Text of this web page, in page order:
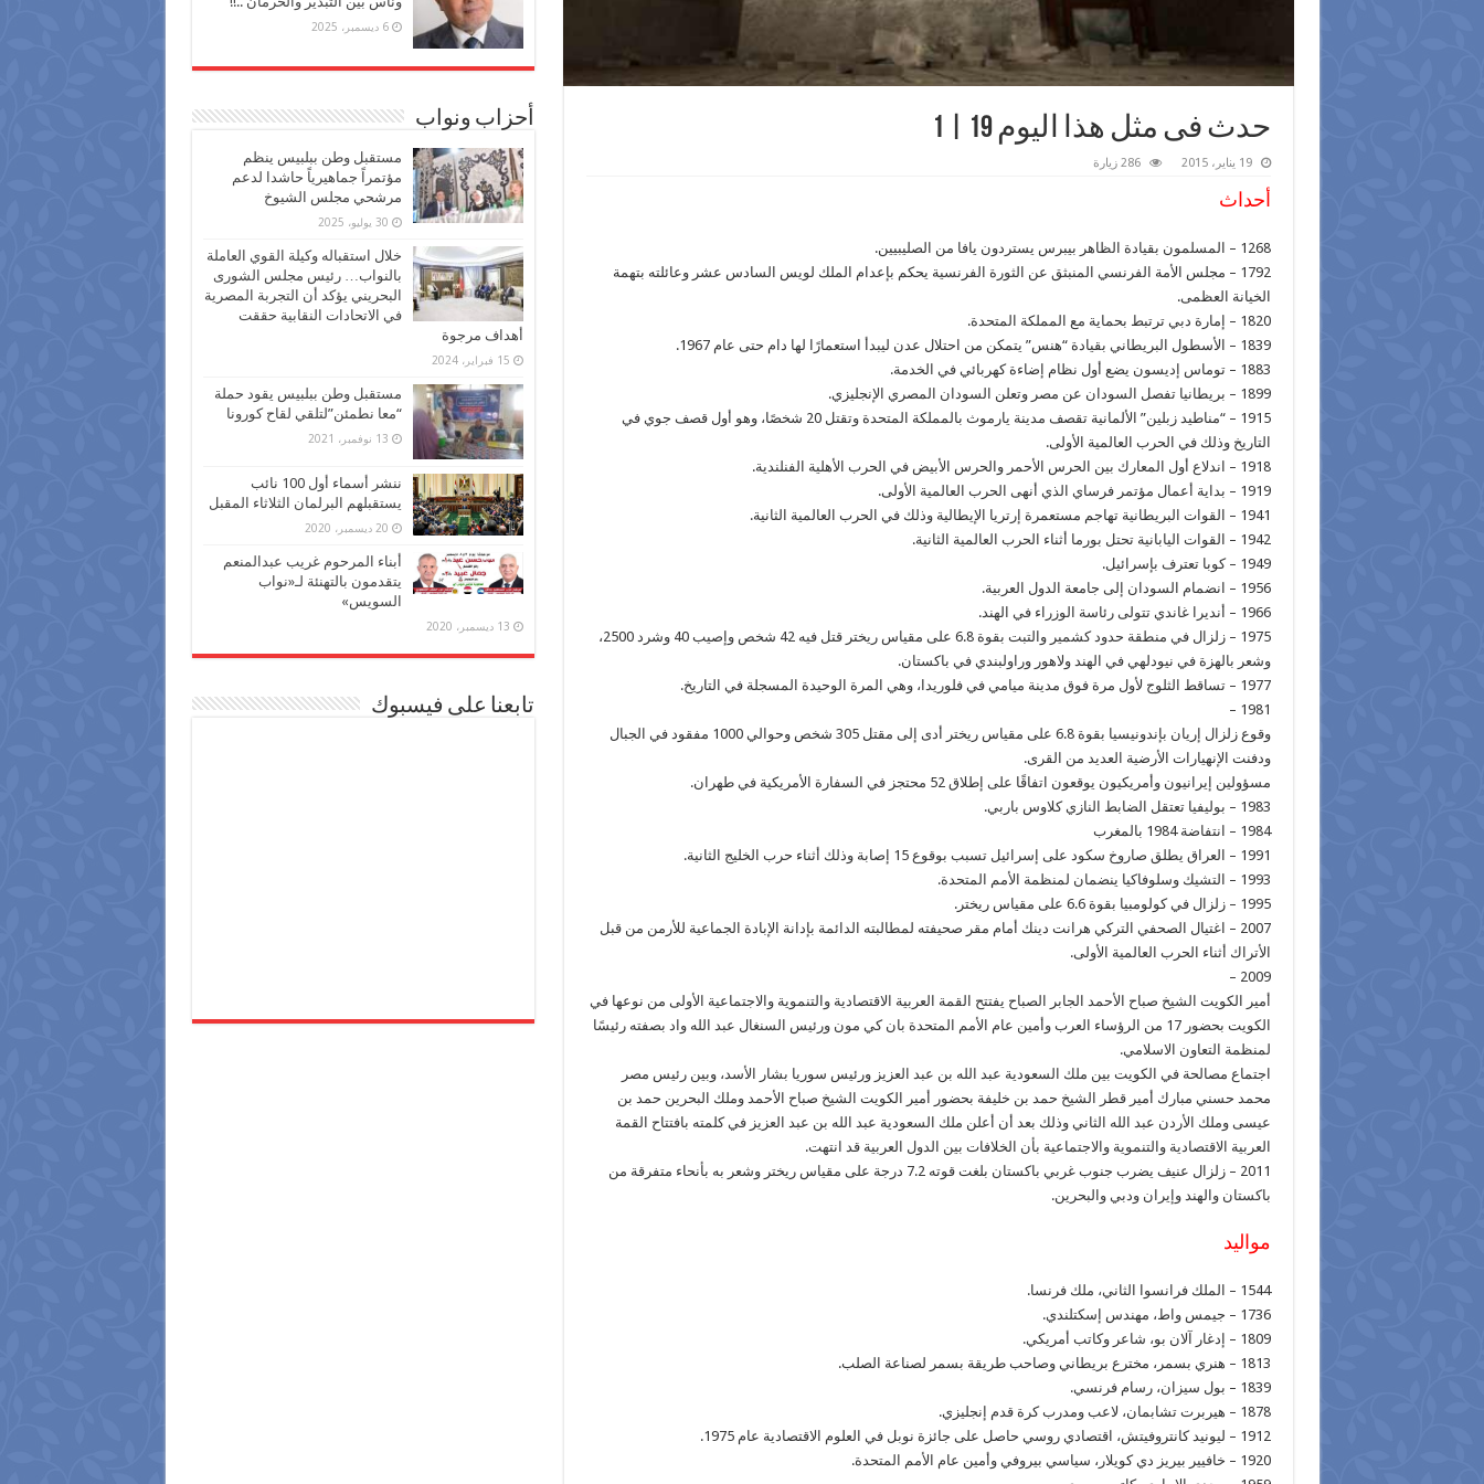
حدث فى مثل هذا اليوم 19 | 1
19 يناير، 2015 286 زيارة
أحداث
1268 – المسلمون بقيادة الظاهر بيبرس يستردون يافا من الصليبيين.
1792 – مجلس الأمة الفرنسي المنبثق عن الثورة الفرنسية يحكم بإعدام الملك لويس السادس عشر وعائلته بتهمة
الخيانة العظمى.
1820 – إمارة دبي ترتبط بحماية مع المملكة المتحدة.
1839 – الأسطول البريطاني بقيادة “هنس” يتمكن من احتلال عدن ليبدأ استعمارًا لها دام حتى عام 1967.
1883 – توماس إديسون يضع أول نظام إضاءة كهربائي في الخدمة.
1899 – بريطانيا تفصل السودان عن مصر وتعلن السودان المصري الإنجليزي.
1915 – “مناطيد زبلين” الألمانية تقصف مدينة يارموث بالمملكة المتحدة وتقتل 20 شخصًا، وهو أول قصف جوي في
التاريخ وذلك في الحرب العالمية الأولى.
1918 – اندلاع أول المعارك بين الحرس الأحمر والحرس الأبيض في الحرب الأهلية الفنلندية.
1919 – بداية أعمال مؤتمر فرساي الذي أنهى الحرب العالمية الأولى.
1941 – القوات البريطانية تهاجم مستعمرة إرتريا الإيطالية وذلك في الحرب العالمية الثانية.
1942 – القوات اليابانية تحتل بورما أثناء الحرب العالمية الثانية.
1949 – كوبا تعترف بإسرائيل.
1956 – انضمام السودان إلى جامعة الدول العربية.
1966 – أنديرا غاندي تتولى رئاسة الوزراء في الهند.
1975 – زلزال في منطقة حدود كشمير والتبت بقوة 6.8 على مقياس ريختر قتل فيه 42 شخص وإصيب 40 وشرد 2500،
وشعر بالهزة في نيودلهي في الهند ولاهور وراولبندي في باكستان.
1977 – تساقط الثلوج لأول مرة فوق مدينة ميامي في فلوريدا، وهي المرة الوحيدة المسجلة في التاريخ.
1981 –
وقوع زلزال إريان بإندونيسيا بقوة 6.8 على مقياس ريختر أدى إلى مقتل 305 شخص وحوالي 1000 مفقود في الجبال
ودفنت الإنهيارات الأرضية العديد من القرى.
مسؤولين إيرانيون وأمريكيون يوقعون اتفاقًا على إطلاق 52 محتجز في السفارة الأمريكية في طهران.
1983 – بوليفيا تعتقل الضابط النازي كلاوس باربي.
1984 – انتفاضة 1984 بالمغرب
1991 – العراق يطلق صاروخ سكود على إسرائيل تسبب بوقوع 15 إصابة وذلك أثناء حرب الخليج الثانية.
1993 – التشيك وسلوفاكيا ينضمان لمنظمة الأمم المتحدة.
1995 – زلزال في كولومبيا بقوة 6.6 على مقياس ريختر.
2007 – اغتيال الصحفي التركي هرانت دينك أمام مقر صحيفته لمطالبته الدائمة بإدانة الإبادة الجماعية للأرمن من قبل
الأتراك أثناء الحرب العالمية الأولى.
2009 –
أمير الكويت الشيخ صباح الأحمد الجابر الصباح يفتتح القمة العربية الاقتصادية والتنموية والاجتماعية الأولى من نوعها في
الكويت بحضور 17 من الرؤساء العرب وأمين عام الأمم المتحدة بان كي مون ورئيس السنغال عبد الله واد بصفته رئيسًا
لمنظمة التعاون الاسلامي.
اجتماع مصالحة في الكويت بين ملك السعودية عبد الله بن عبد العزيز ورئيس سوريا بشار الأسد، وبين رئيس مصر
محمد حسني مبارك أمير قطر الشيخ حمد بن خليفة بحضور أمير الكويت الشيخ صباح الأحمد وملك البحرين حمد بن
عيسى وملك الأردن عبد الله الثاني وذلك بعد أن أعلن ملك السعودية عبد الله بن عبد العزيز في كلمته بافتتاح القمة
العربية الاقتصادية والتنموية والاجتماعية بأن الخلافات بين الدول العربية قد انتهت.
2011 – زلزال عنيف يضرب جنوب غربي باكستان بلغت قوته 7.2 درجة على مقياس ريختر وشعر به بأنحاء متفرقة من
باكستان والهند وإيران ودبي والبحرين.
مواليد
1544 – الملك فرانسوا الثاني، ملك فرنسا.
1736 – جيمس واط، مهندس إسكتلندي.
1809 – إدغار آلان بو، شاعر وكاتب أمريكي.
1813 – هنري بسمر، مخترع بريطاني وصاحب طريقة بسمر لصناعة الصلب.
1839 – بول سيزان، رسام فرنسي.
1878 – هيربرت تشابمان، لاعب ومدرب كرة قدم إنجليزي.
1912 – ليونيد كانتروفيتش، اقتصادي روسي حاصل على جائزة نوبل في العلوم الاقتصادية عام 1975.
1920 – خافيير بيريز دي كويلار، سياسي بيروفي وأمين عام الأمم المتحدة.
6 ديسمبر، 2025
أحزاب ونواب
مستقبل وطن ببلبيس ينظم
مؤتمراً جماهيرياً حاشدا لدعم
مرشحي مجلس الشيوخ
30 يوليو، 2025
خلال استقباله وكيلة القوي العاملة
بالنواب… رئيس مجلس الشورى
البحريني يؤكد أن التجربة المصرية
في الاتحادات النقابية حققت
أهداف مرجوة
15 فبراير، 2024
مستقبل وطن ببلبيس يقود حملة
“معا نطمئن”لتلقي لقاح كورونا
13 نوفمبر، 2021
ننشر أسماء أول 100 نائب
يستقبلهم البرلمان الثلاثاء المقبل
20 ديسمبر، 2020
أبناء المرحوم غريب عبدالمنعم
يتقدمون بالتهنئة لـ«نواب
السويس»
13 ديسمبر، 2020
تابعنا على فيسبوك